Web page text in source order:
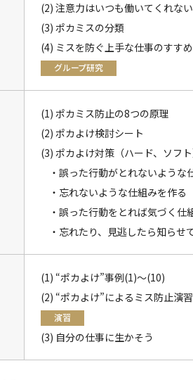
(2) 注意力はいつも働いてくれない
(3) ポカミスの分類
(4) ミスを防ぐ上手な仕事のすす
グループ研究
(1) ポカミス防止の8つの原理
(2) ポカよけ検討シート
(3) ポカよけ対策（ハード、ソフ
・誤った行動がとれないような
・忘れないような仕組みを作る
・誤った行動をとれば気づく仕
・忘れたり、見逃したら知らせ
(1) “ポカよけ”事例(1)～(10)
(2) “ポカよけ”によるミス防止演
演習
(3) 自分の仕事に生かそう